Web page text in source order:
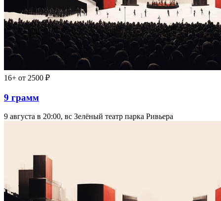
16+ от 2500 ₽
9 грамм
9 августа в 20:00, вс Зелёный театр парка Ривьера